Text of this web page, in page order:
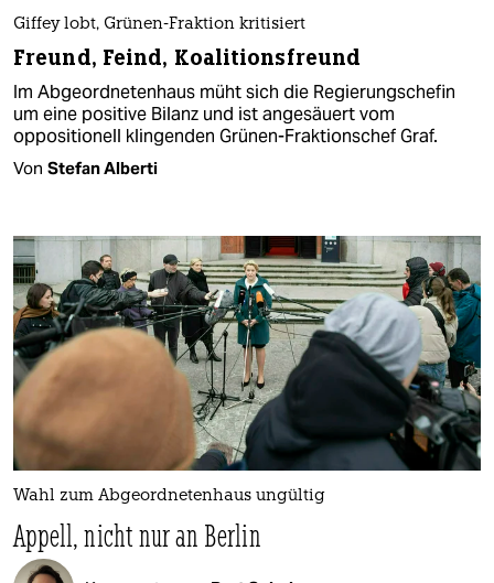
Giffey lobt, Grünen-Fraktion kritisiert
Freund, Feind, Koalitionsfreund
Im Abgeordnetenhaus müht sich die Regierungschefin
um eine positive Bilanz und ist angesäuert vom
oppositionell klingenden Grünen-Fraktionschef Graf.
Von Stefan Alberti
Wahl zum Abgeordnetenhaus ungültig
Appell, nicht nur an Berlin